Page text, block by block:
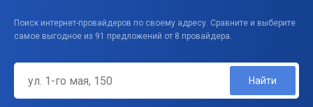
Поиск интернет-провайдеров по своему адресу. Сравните и выберите
самое выгодное из 91 предложений от 8 провайдера.
Найти